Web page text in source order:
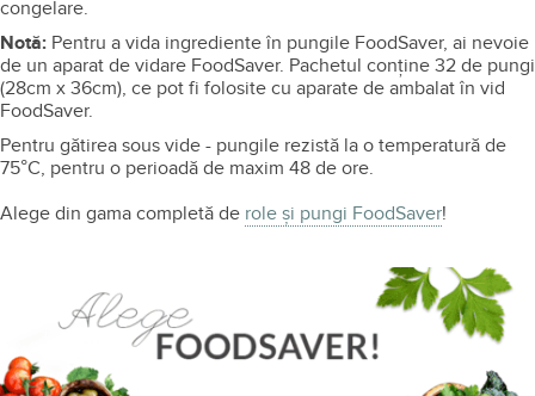
congelare.
Notă: Pentru a vida ingrediente în pungile FoodSaver, ai nevoie
de un aparat de vidare FoodSaver. Pachetul conţine 32 de pungi
(28cm x 36cm), ce pot fi folosite cu aparate de ambalat în vid
FoodSaver.
Pentru gătirea sous vide - pungile rezistă la o temperatură de
75°C, pentru o perioadă de maxim 48 de ore.
Alege din gama completă de role și pungi FoodSaver!